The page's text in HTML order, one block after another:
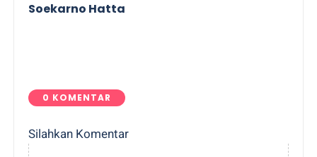
Soekarno Hatta
0 KOMENTAR
Silahkan Komentar